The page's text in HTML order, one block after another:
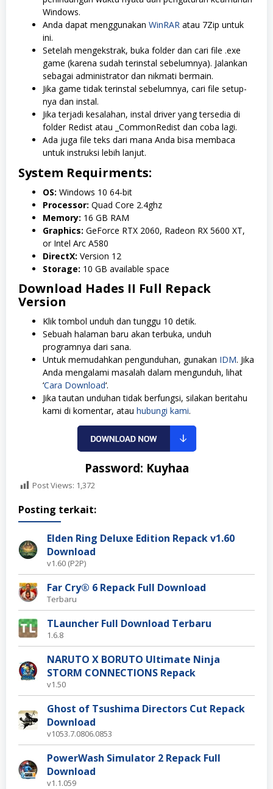
Windows.
Anda dapat menggunakan WinRAR atau 7Zip untuk
ini.
Setelah mengekstrak, buka folder dan cari file .exe
game (karena sudah terinstal sebelumnya). Jalankan
sebagai administrator dan nikmati bermain.
Jika game tidak terinstal sebelumnya, cari file setup-
nya dan instal.
Jika terjadi kesalahan, instal driver yang tersedia di
folder Redist atau _CommonRedist dan coba lagi.
Ada juga file teks dari mana Anda bisa membaca
untuk instruksi lebih lanjut.
System Requirments:
OS: Windows 10 64-bit
Processor: Quad Core 2.4ghz
Memory: 16 GB RAM
Graphics: GeForce RTX 2060, Radeon RX 5600 XT,
or Intel Arc A580
DirectX: Version 12
Storage: 10 GB available space
Download Hades II Full Repack
Version
Klik tombol unduh dan tunggu 10 detik.
Sebuah halaman baru akan terbuka, unduh
programnya dari sana.
Untuk memudahkan pengunduhan, gunakan IDM. Jika
Anda mengalami masalah dalam mengunduh, lihat
‘Cara Download‘.
Jika tautan unduhan tidak berfungsi, silakan beritahu
kami di komentar, atau hubungi kami.
Password: Kuyhaa
Post Views: 1,372
Posting terkait:
Elden Ring Deluxe Edition Repack v1.60
Download
v1.60 (P2P)
Far Cry® 6 Repack Full Download
Terbaru
TLauncher Full Download Terbaru
1.6.8
NARUTO X BORUTO Ultimate Ninja
STORM CONNECTIONS Repack
v1.50
Ghost of Tsushima Directors Cut Repack
Download
v1053.7.0806.0853
PowerWash Simulator 2 Repack Full
Download
v1.1.059